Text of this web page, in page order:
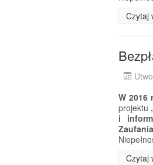
Czytaj
W 2016
projektu
i
Czytaj